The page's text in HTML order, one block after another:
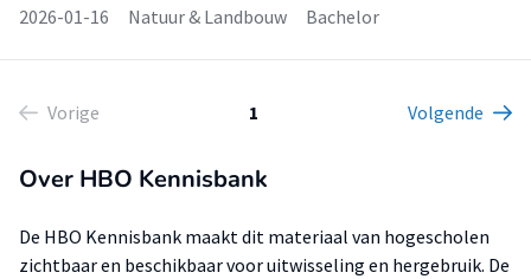
2026-01-16
Natuur & Landbouw Bachelor
Vorige 1 Volgende
Over HBO Kennisbank
De HBO Kennisbank maakt dit materiaal van hogescholen
zichtbaar en beschikbaar voor uitwisseling en hergebruik. De